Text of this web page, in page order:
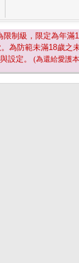
限制級，限定為年滿
為防範未滿18歲之
設定。 (為還給愛護